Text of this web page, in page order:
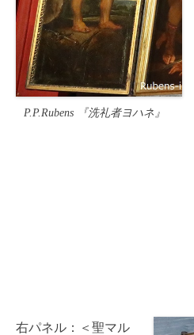
P.P.Rubens 『洗礼者ヨハネ』
右パネル：＜聖マル